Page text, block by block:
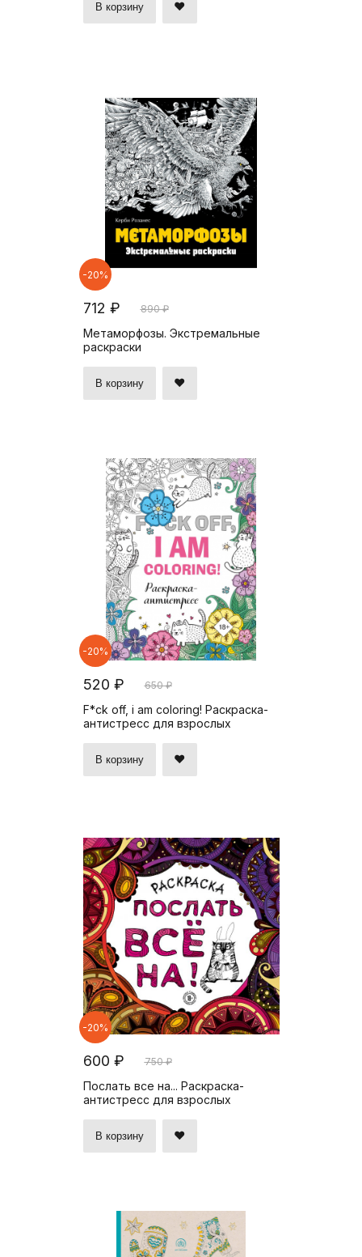
В корзину
-20%
712 ₽ 890 ₽
Метаморфозы. Экстремальные
раскраски
В корзину
-20%
520 ₽ 650 ₽
F*ck off, i am coloring! Раскраска-
антистресс для взрослых
В корзину
-20%
600 ₽ 750 ₽
Послать все на... Раскраска-
антистресс для взрослых
В корзину